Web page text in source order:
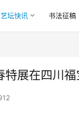
艺坛快讯 书法征稿
展在四川福